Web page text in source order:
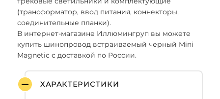
(трансформатор, ввод питания, коннекторы,
соединительные планки).
В интернет-магазине Иллюмингруп вы можете
купить шинопровод встраиваемый черный Mini
Magnetic с доставкой по России.
ХАРАКТЕРИСТИКИ